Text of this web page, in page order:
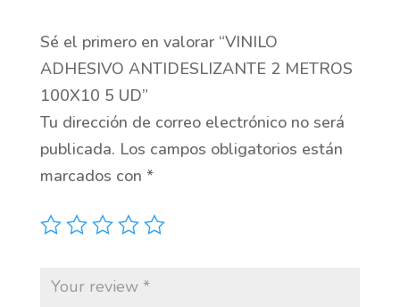
Sé el primero en valorar “VINILO
ADHESIVO ANTIDESLIZANTE 2 METROS
100X10 5 UD”
Tu dirección de correo electrónico no será
publicada. Los campos obligatorios están
marcados con *